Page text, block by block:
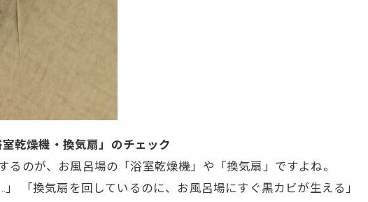
乾燥機・換気扇」のチェック
るのが、お風呂場の「浴室乾燥機」や「換気扇」ですよね。
」 「換気扇を回しているのに、お風呂場にすぐ黒カビが生える」